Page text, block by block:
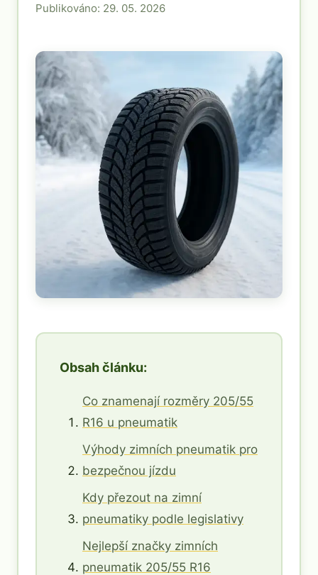
Publikováno: 29. 05. 2026
Obsah článku:
Co znamenají rozměry 205/55
R16 u pneumatik
Výhody zimních pneumatik pro
bezpečnou jízdu
Kdy přezout na zimní
pneumatiky podle legislativy
Nejlepší značky zimních
pneumatik 205/55 R16